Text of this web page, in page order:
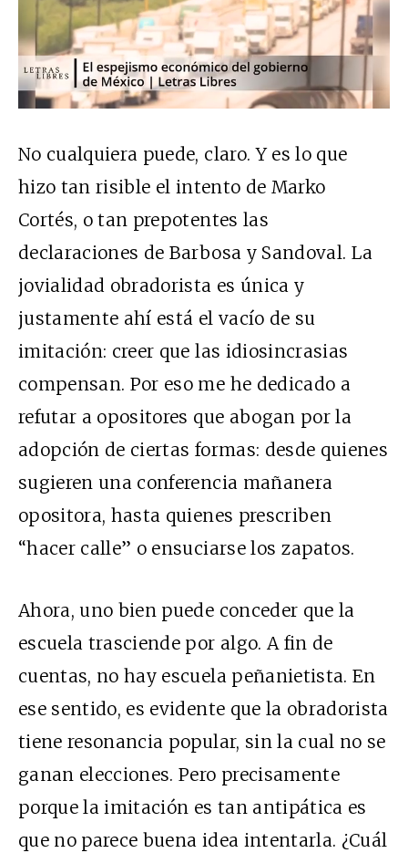
No cualquiera puede, claro. Y es lo que
hizo tan risible el intento de Marko
Cortés, o tan prepotentes las
declaraciones de Barbosa y Sandoval. La
jovialidad obradorista es única y
justamente ahí está el vacío de su
imitación: creer que las idiosincrasias
compensan. Por eso me he dedicado a
refutar a opositores que abogan por la
adopción de ciertas formas: desde quienes
sugieren una conferencia mañanera
opositora, hasta quienes prescriben
“hacer calle” o ensuciarse los zapatos.
Ahora, uno bien puede conceder que la
escuela trasciende por algo. A fin de
cuentas, no hay escuela peñanietista. En
ese sentido, es evidente que la obradorista
tiene resonancia popular, sin la cual no se
ganan elecciones. Pero precisamente
porque la imitación es tan antipática es
que no parece buena idea intentarla. ¿Cuál